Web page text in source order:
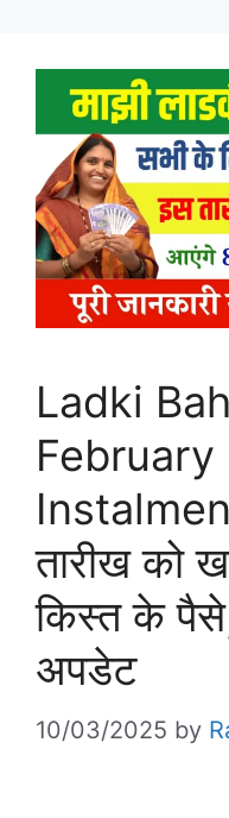
Ladki
तारीख को
किस्त के
अपडेट
10/03/2025 by